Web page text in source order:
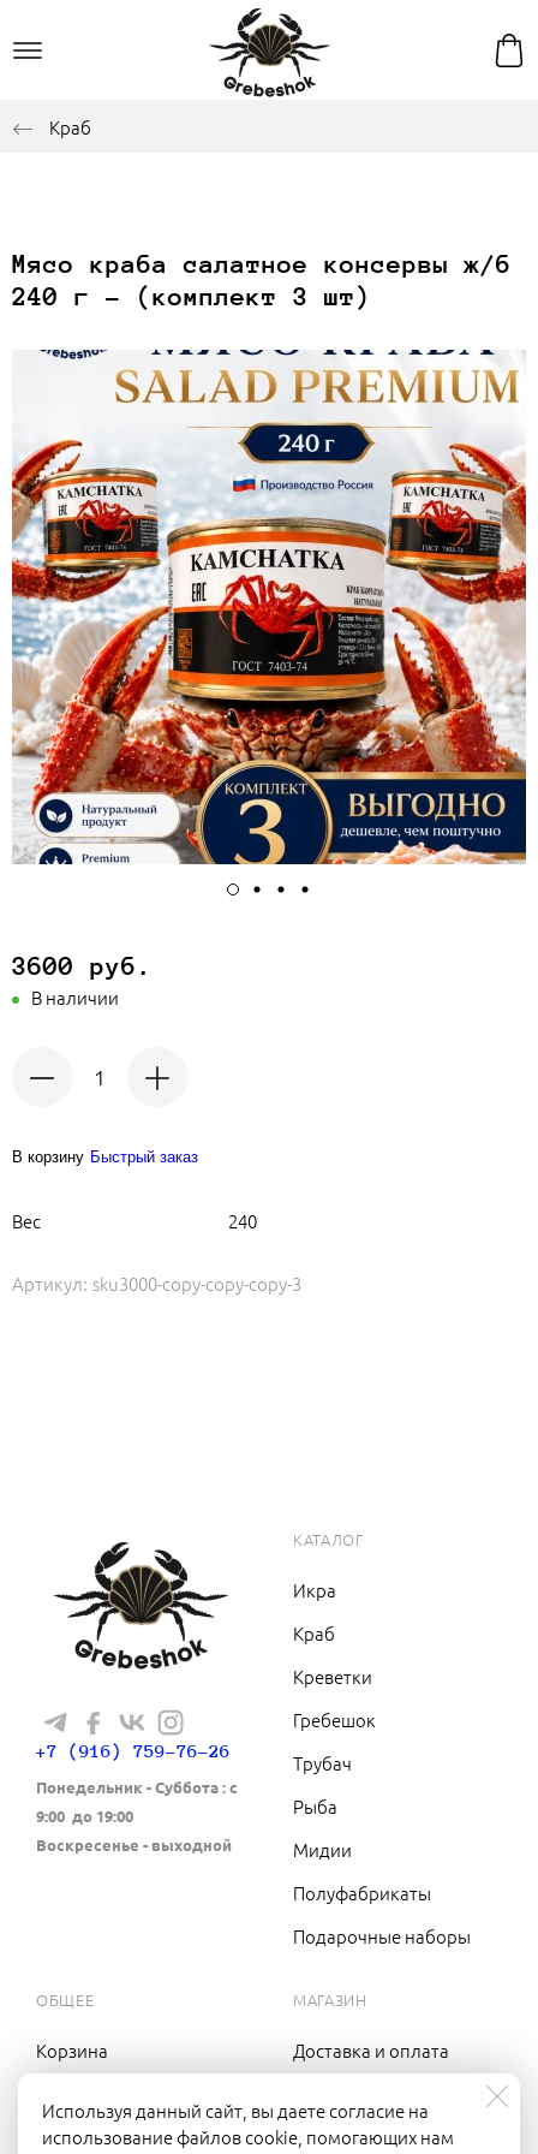
Краб
Мясо краба салатное консервы ж/б
240 г - (комплект 3 шт)
3600 руб.
В наличии
В корзину Быстрый заказ
Вес 240
Артикул: sku3000-copy-copy-copy-3
+7 (916) 759-76-26
Понедельник - Cуббота : с
9:00 до 19:00
Воскресенье - выходной
КАТАЛОГ
Икра
Краб
Креветки
Гребешок
Трубач
Рыба
Мидии
Полуфабрикаты
Подарочные наборы
ОБЩЕЕ
Корзина
МАГАЗИН
Доставка и оплата
Контакты
Используя данный сайт, вы даете согласие на
использование файлов cookie, помогающих нам